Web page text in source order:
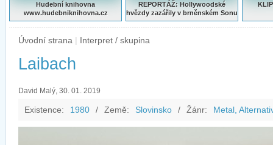
Hudební knihovna
www.hudebniknihovna.cz
REPORTÁŽ: Hollywoodské
hvězdy zazářily v brněnském Sonu
Úvodní strana | Interpret / skupina
Laibach
David Malý, 30. 01. 2019
Existence: 1980 / Země: Slovinsko / Žánr: Metal,